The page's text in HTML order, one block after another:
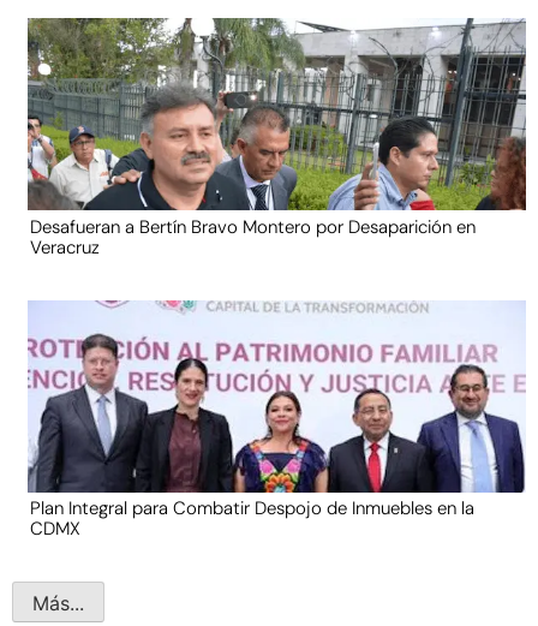
Desafueran a Bertín Bravo Montero por Desaparición en
Veracruz
Plan Integral para Combatir Despojo de Inmuebles en la
CDMX
Más...